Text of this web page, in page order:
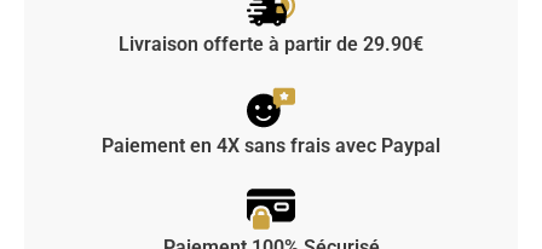
Livraison offerte à partir de 29.90€
Paiement en 4X sans frais avec Paypal